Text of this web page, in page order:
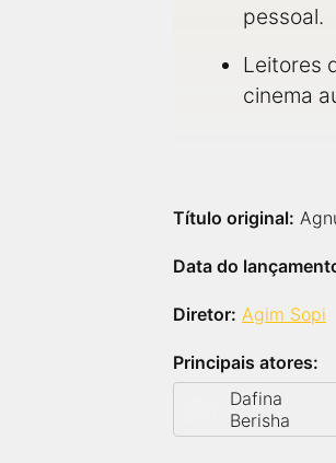
pessoal.
Leitores
cinema
Título original:
Data do
Diretor: Agim Sopi
Principais atores:
Dafina
Berisha